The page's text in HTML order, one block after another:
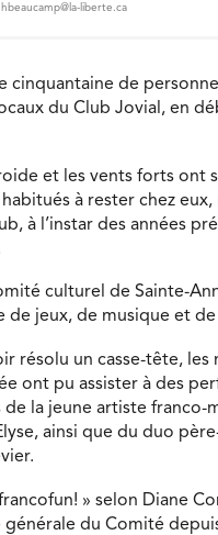
hbeaucamp@la-liberte.ca
cinquantaine de
du Club Jovial, en
et les vents forts ont
à rester chez eux,
à l’instar des années
culturel de Sainte-
de jeux, de musique et de
résolu un casse-tête, les
ont pu assister à des
de la jeune artiste franco-
ainsi que du duo
» selon Diane
du Comité